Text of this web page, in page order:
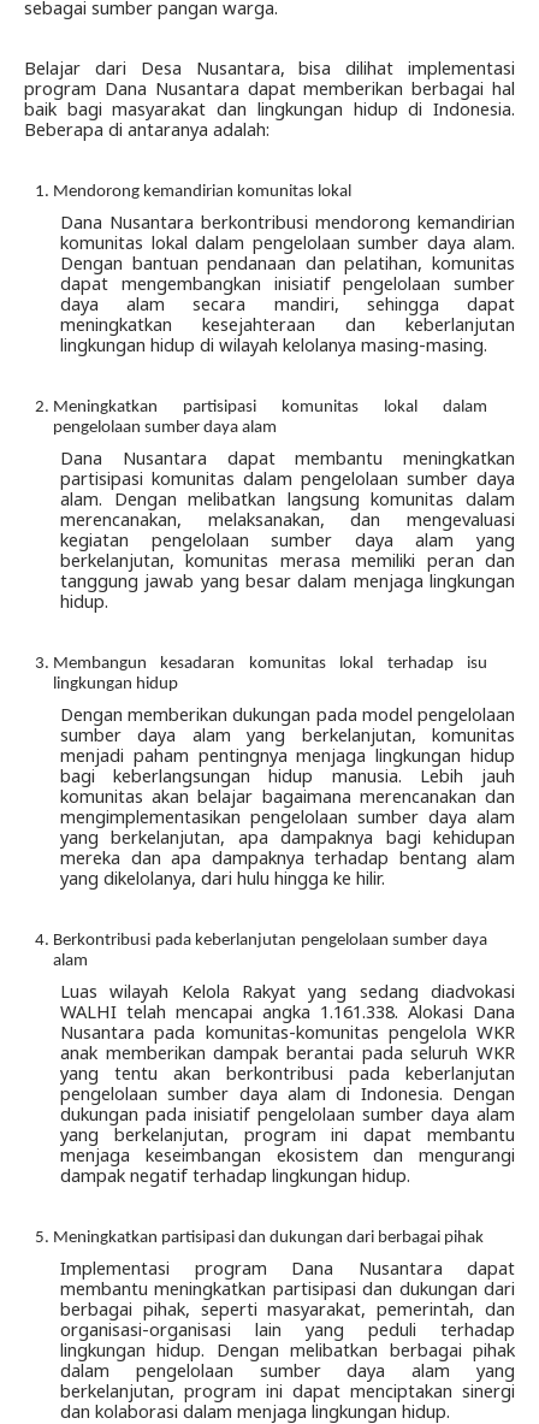
sebagai sumber pangan warga.
Belajar dari Desa Nusantara, bisa dilihat implementasi
program Dana Nusantara dapat memberikan berbagai hal
baik bagi masyarakat dan lingkungan hidup di Indonesia.
Beberapa di antaranya adalah:
Mendorong kemandirian komunitas lokal
Dana Nusantara berkontribusi mendorong kemandirian
komunitas lokal dalam pengelolaan sumber daya alam.
Dengan bantuan pendanaan dan pelatihan, komunitas
dapat mengembangkan inisiatif pengelolaan sumber
daya alam secara mandiri, sehingga dapat
meningkatkan kesejahteraan dan keberlanjutan
lingkungan hidup di wilayah kelolanya masing-masing.
Meningkatkan partisipasi komunitas lokal dalam
pengelolaan sumber daya alam
Dana Nusantara dapat membantu meningkatkan
partisipasi komunitas dalam pengelolaan sumber daya
alam. Dengan melibatkan langsung komunitas dalam
merencanakan, melaksanakan, dan mengevaluasi
kegiatan pengelolaan sumber daya alam yang
berkelanjutan, komunitas merasa memiliki peran dan
tanggung jawab yang besar dalam menjaga lingkungan
hidup.
Membangun kesadaran komunitas lokal terhadap isu
lingkungan hidup
Dengan memberikan dukungan pada model pengelolaan
sumber daya alam yang berkelanjutan, komunitas
menjadi paham pentingnya menjaga lingkungan hidup
bagi keberlangsungan hidup manusia. Lebih jauh
komunitas akan belajar bagaimana merencanakan dan
mengimplementasikan pengelolaan sumber daya alam
yang berkelanjutan, apa dampaknya bagi kehidupan
mereka dan apa dampaknya terhadap bentang alam
yang dikelolanya, dari hulu hingga ke hilir.
Berkontribusi pada keberlanjutan pengelolaan sumber daya
alam
Luas wilayah Kelola Rakyat yang sedang diadvokasi
WALHI telah mencapai angka 1.161.338. Alokasi Dana
Nusantara pada komunitas-komunitas pengelola WKR
anak memberikan dampak berantai pada seluruh WKR
yang tentu akan berkontribusi pada keberlanjutan
pengelolaan sumber daya alam di Indonesia. Dengan
dukungan pada inisiatif pengelolaan sumber daya alam
yang berkelanjutan, program ini dapat membantu
menjaga keseimbangan ekosistem dan mengurangi
dampak negatif terhadap lingkungan hidup.
Meningkatkan partisipasi dan dukungan dari berbagai pihak
Implementasi program Dana Nusantara dapat
membantu meningkatkan partisipasi dan dukungan dari
berbagai pihak, seperti masyarakat, pemerintah, dan
organisasi-organisasi lain yang peduli terhadap
lingkungan hidup. Dengan melibatkan berbagai pihak
dalam pengelolaan sumber daya alam yang
berkelanjutan, program ini dapat menciptakan sinergi
dan kolaborasi dalam menjaga lingkungan hidup.